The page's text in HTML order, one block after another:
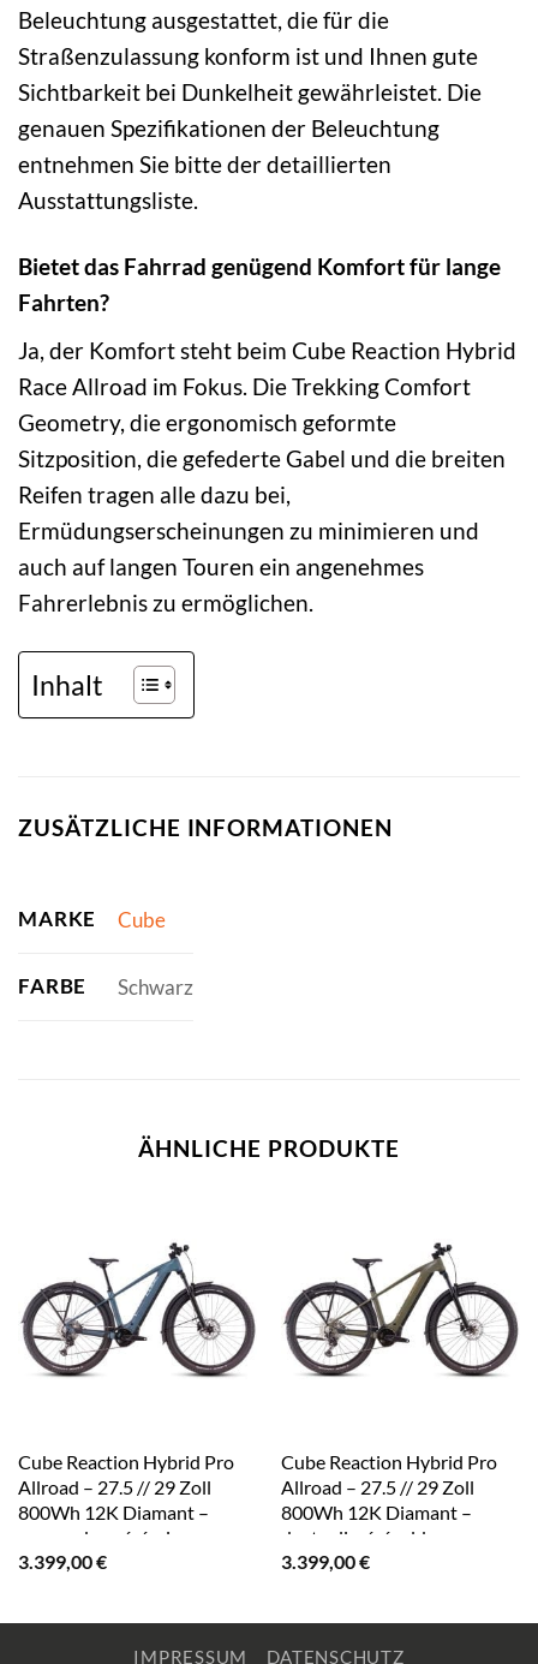
Beleuchtung ausgestattet, die für die
Straßenzulassung konform ist und Ihnen gute
Sichtbarkeit bei Dunkelheit gewährleistet. Die
genauen Spezifikationen der Beleuchtung
entnehmen Sie bitte der detaillierten
Ausstattungsliste.
Bietet das Fahrrad genügend Komfort für lange
Fahrten?
Ja, der Komfort steht beim Cube Reaction Hybrid
Race Allroad im Fokus. Die Trekking Comfort
Geometry, die ergonomisch geformte
Sitzposition, die gefederte Gabel und die breiten
Reifen tragen alle dazu bei,
Ermüdungserscheinungen zu minimieren und
auch auf langen Touren ein angenehmes
Fahrerlebnis zu ermöglichen.
Inhalt
ZUSÄTZLICHE INFORMATIONEN
MARKE Cube
FARBE Schwarz
ÄHNLICHE PRODUKTE
Cube Reaction Hybrid Pro
Allroad – 27.5 // 29 Zoll
800Wh 12K Diamant –
smaragdgrey´n´prism
3.399,00€
Cube Reaction Hybrid Pro
Allroad – 27.5 // 29 Zoll
800Wh 12K Diamant –
dustyolive´n´gold
3.399,00€
IMPRESSUM DATENSCHUTZ